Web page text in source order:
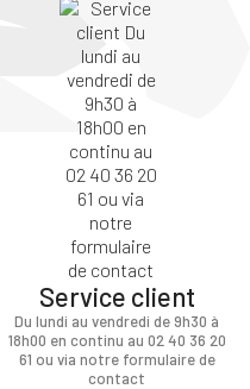
Service client
Du lundi au vendredi de 9h30 à
18h00 en continu au 02 40 36 20
61 ou via notre formulaire de
contact